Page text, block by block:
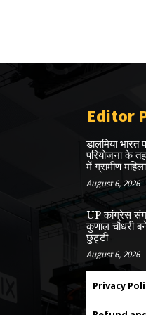
Editor
डालमिया भारत
परियोजना के
में ग्रामीण
August 6, 2026
UP कांग्रेस
कुणाल चौधरी
छुट्टी
August 6, 2026
Privacy